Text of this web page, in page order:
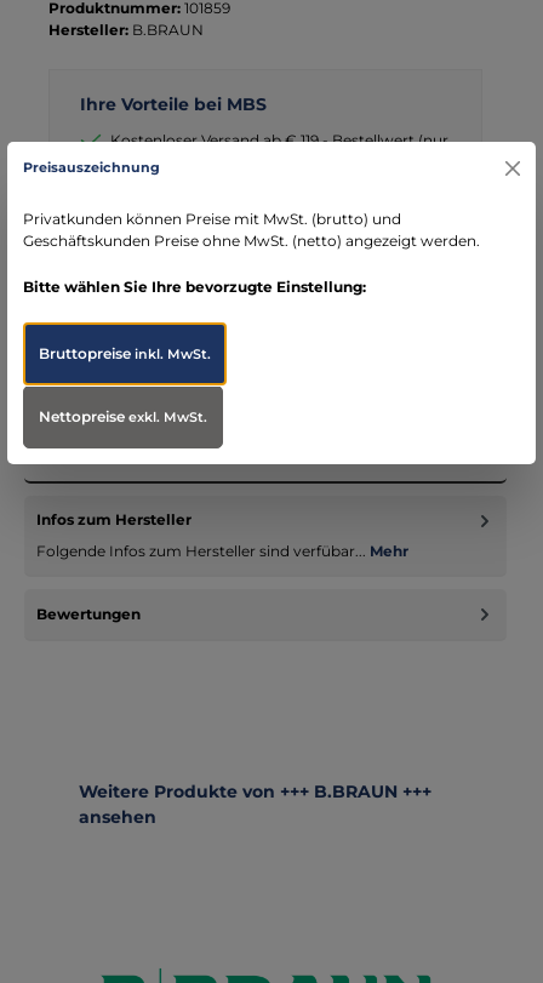
Produktnummer: 101859
Hersteller: B.BRAUN
Ihre Vorteile bei MBS
Kostenloser Versand ab € 119,- Bestellwert (nur
DE)
seit über 15 Jahren kompetenter Partner im
Bereich Notfallmedizin
Beschreibung
Injekt Luer Solo: Präzise Einmalspritzen für medizinische
Infos zum Hersteller
Folgende Infos zum Hersteller sind verfübar... Mehr
Bewertungen
Produktgalerie überspringen
Weitere Produkte von +++ B.BRAUN +++
ansehen
Preisauszeichnung
Privatkunden können Preise mit MwSt. (brutto) und
Geschäftskunden Preise ohne MwSt. (netto) angezeigt werden.
Bitte wählen Sie Ihre bevorzugte Einstellung:
Bruttopreiseinkl. MwSt.
Nettopreiseexkl. MwSt.